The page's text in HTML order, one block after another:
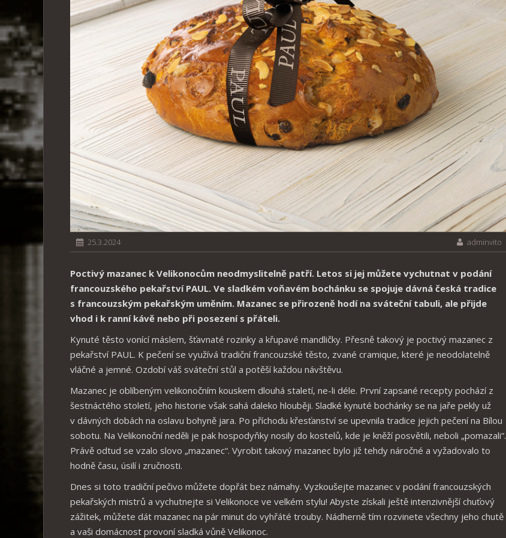
25.3.2024 adminvito
Poctivý mazanec k Velikonocům neodmyslitelně patří. Letos si jej můžete vychutnat v podání
francouzského pekařství PAUL. Ve sladkém voňavém bochánku se spojuje dávná česká tradice
s francouzským pekařským uměním. Mazanec se přirozeně hodí na sváteční tabuli, ale přijde
vhod i k ranní kávě nebo při posezení s přáteli.
Kynuté těsto vonící máslem, šťavnaté rozinky a křupavé mandličky. Přesně takový je poctivý mazanec z
pekařství PAUL. K pečení se využívá tradiční francouzské těsto, zvané cramique, které je neodolatelně
vláčné a jemné. Ozdobí váš sváteční stůl a potěší každou návštěvu.
Mazanec je oblíbeným velikonočním kouskem dlouhá staletí, ne-li déle. První zapsané recepty pochází z
šestnáctého století, jeho historie však sahá daleko hlouběji. Sladké kynuté bochánky se na jaře pekly už
v dávných dobách na oslavu bohyně jara. Po příchodu křesťanství se upevnila tradice jejich pečení na Bílou
sobotu. Na Velikonoční neděli je pak hospodyňky nosily do kostelů, kde je kněží posvětili, neboli „pomazali“.
Právě odtud se vzalo slovo „mazanec“. Vyrobit takový mazanec bylo již tehdy náročné a vyžadovalo to
hodně času, úsilí i zručnosti.
Dnes si toto tradiční pečivo můžete dopřát bez námahy. Vyzkoušejte mazanec v podání francouzských
pekařských mistrů a vychutnejte si Velikonoce ve velkém stylu! Abyste získali ještě intenzivnější chuťový
zážitek, můžete dát mazanec na pár minut do vyhřáté trouby. Nádherně tím rozvinete všechny jeho chutě
a vaši domácnost provoní sladká vůně Velikonoc.